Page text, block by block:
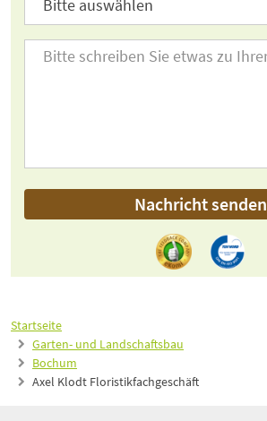
Startseite
Garten- und Landschaftsbau
Bochum
Axel Klodt Floristikfachgeschäft
Nachricht senden